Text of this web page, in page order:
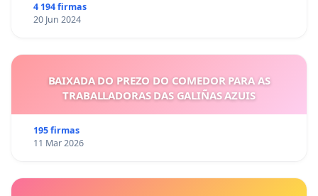
4 194 firmas
20 Jun 2024
BAIXADA DO PREZO DO COMEDOR PARA AS
TRABALLADORAS DAS GALIÑAS AZUIS
195 firmas
11 Mar 2026